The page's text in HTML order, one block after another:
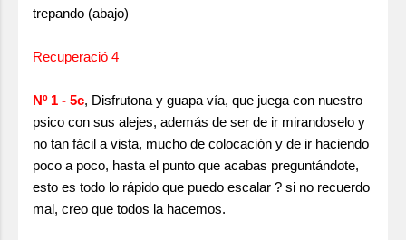
trepando (abajo)
Recuperació 4
Nº 1 - 5c, Disfrutona y guapa vía, que juega con nuestro
psico con sus alejes, además de ser de ir mirandoselo y
no tan fácil a vista, mucho de colocación y de ir haciendo
poco a poco, hasta el punto que acabas preguntándote,
esto es todo lo rápido que puedo escalar ? si no recuerdo
mal, creo que todos la hacemos.